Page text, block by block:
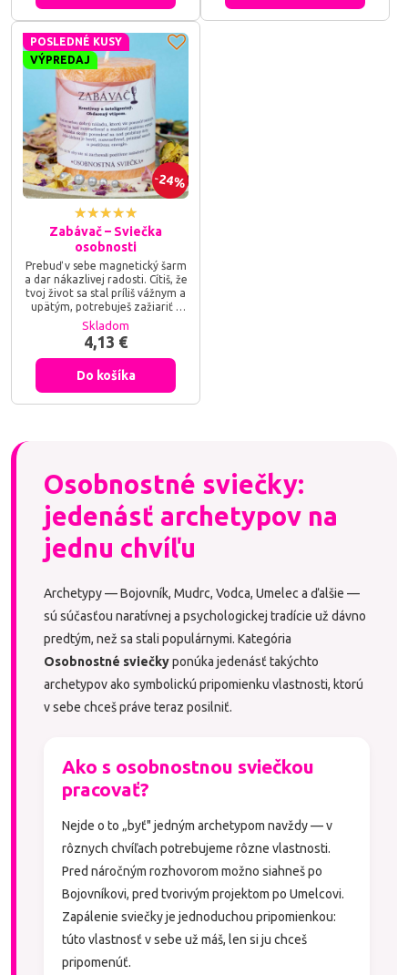
tvojím energetickým žiaričom –
zapáľ jej plameň a dovoľ tejto
inšpiratívnej vibrácii, aby
prebudila tvoju fantáziu,...
Vodca je tvojím energetickým
24%
POSLEDNÉ KUSY
VÝPREDAJ
Zabávač – Sviečka
osobnosti
Prebuď v sebe magnetický šarm
a dar nákazlivej radosti. Cítiš, že
tvoj život sa stal príliš vážnym a
upätým, potrebuješ zažiariť v
spoločnosti a prelomiť ľady,
alebo hľadáš cestu, ako do
svojho dňa vniesť viac smiechu a
spontánnosti? Sviečka osobnosti
Zabávač je tvojím energetickým
žiaričom – zapáľ jej plameň a
dovoľ tejto iskrivej vibrácii, aby
Skladom
4,13 €
Do košíka
Osobnostné sviečky:
jedenásť archetypov na
jednu chvíľu
Archetypy — Bojovník, Mudrc, Vodca, Umelec a ďalšie —
sú súčasťou naratívnej a psychologickej tradície už dávno
predtým, než sa stali populárnymi. Kategória
Osobnostné sviečkyponúka jedenásť takýchto
archetypov ako symbolickú pripomienku vlastnosti, ktorú
v sebe chceš práve teraz posilniť.
Ako s osobnostnou sviečkou
pracovať?
Nejde o to „byť" jedným archetypom navždy — v
rôznych chvíľach potrebujeme rôzne vlastnosti.
Pred náročným rozhovorom možno siahneš po
Bojovníkovi, pred tvorivým projektom po Umelcovi.
Zapálenie sviečky je jednoduchou pripomienkou:
túto vlastnosť v sebe už máš, len si ju chceš
pripomenúť.